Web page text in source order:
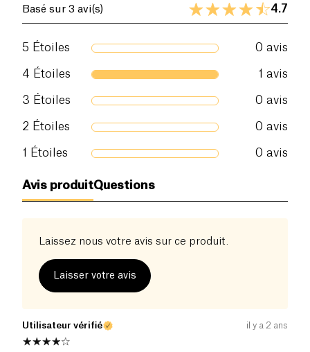
Basé sur 3 avi(s) 4.7
5 Étoiles 0 avis
4 Étoiles 1 avis
3 Étoiles 0 avis
2 Étoiles 0 avis
1 Étoiles 0 avis
Avis produitQuestions
Laissez nous votre avis sur ce produit.
Laisser votre avis
Utilisateur vérifié il y a 2 ans